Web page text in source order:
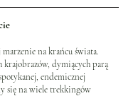
na krańcu świata.
krajobrazów, dymiących parą
endemicznej
się na wiele trekkingów